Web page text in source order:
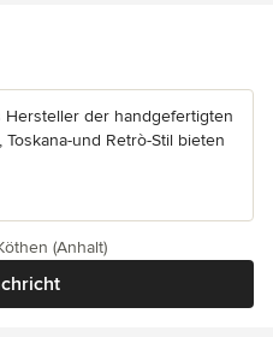
Hersteller der handgefertigten
und Retrò-Stil bieten
(Anhalt)